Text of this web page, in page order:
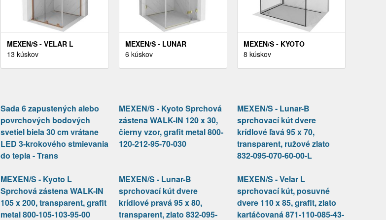
MEXEN/S - VELAR L
SPRCHOVACÍ KÚT,
13 kúskov
MEXEN/S - LUNAR
SPRCHOVACÍ KÚT DVERE
6 kúskov
MEXEN/S - KYOTO
SPRCHOVÁ ZÁSTENA
8 kúskov
Sada 6 zapustených alebo
povrchových bodových
svetiel biela 30 cm vrátane
LED 3-krokového stmievania
do tepla - Trans
MEXEN/S - Kyoto Sprchová
zástena WALK-IN 120 x 30,
čierny vzor, grafit metal 800-
120-212-95-70-030
MEXEN/S - Lunar-B
sprchovací kút dvere
krídlové ľavá 95 x 70,
transparent, ružové zlato
832-095-070-60-00-L
MEXEN/S - Kyoto L
Sprchová zástena WALK-IN
105 x 200, transparent, grafit
metal 800-105-103-95-00
MEXEN/S - Lunar-B
sprchovací kút dvere
krídlové pravá 95 x 80,
transparent, zlato 832-095-
MEXEN/S - Velar L
sprchovací kút, posuvné
dvere 110 x 85, grafit, zlato
kartáčovaná 871-110-085-43-